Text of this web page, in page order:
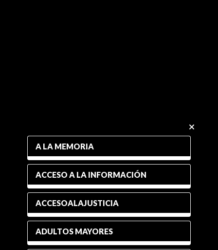
A LA MEMORIA
ACCESO A LA INFORMACIÓN
ACCESOALAJUSTICIA
ADULTOS MAYORES